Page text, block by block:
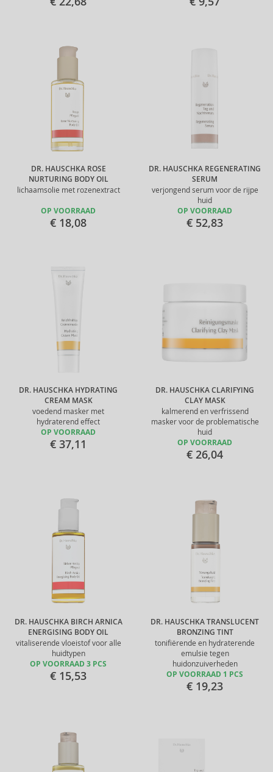
DR. HAUSCHKA ROSE
NURTURING BODY OIL
lichaamsolie met rozenextract
OP VOORRAAD
€ 18,08
DR. HAUSCHKA REGENERATING
SERUM
verjongend serum voor de rijpe
huid
OP VOORRAAD
€ 52,83
DR. HAUSCHKA HYDRATING
CREAM MASK
voedend masker met
hydraterend effect
OP VOORRAAD
€ 37,11
DR. HAUSCHKA CLARIFYING
CLAY MASK
kalmerend en verfrissend
masker voor de problematische
huid
OP VOORRAAD
€ 26,04
DR. HAUSCHKA BIRCH ARNICA
ENERGISING BODY OIL
vitaliserende vloeistof voor alle
huidtypen
OP VOORRAAD 3 PCS
€ 15,53
DR. HAUSCHKA TRANSLUCENT
BRONZING TINT
tonifiërende en hydraterende
emulsie tegen
huidonzuiverheden
OP VOORRAAD 1 PCS
€ 19,23